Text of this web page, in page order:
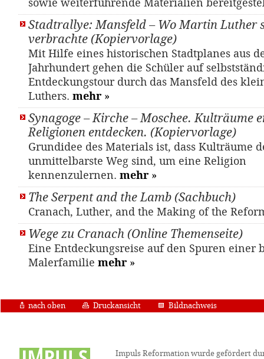
sowie weiterführende Materialien
Stadtrallye: Mansfeld – Wo Martin Luther
verbrachte (Kopiervorlage)
Mit Hilfe eines historischen Stadtplanes aus
Jahrhundert gehen die Schüler auf
Entdeckungstour durch das Mansfeld des
Luthers. mehr »
Synagoge – Kirche – Moschee. Kulträume
Religionen entdecken. (Kopiervorlage)
Grundidee des Materials ist, dass Kulträume
unmittelbarste Weg sind, um eine Religion
kennenzulernen. mehr »
The Serpent and the Lamb (Sachbuch)
Cranach, Luther, and the Making of the
Wege zu Cranach (Online Themenseite)
Eine Entdeckungsreise auf den Spuren einer
Malerfamilie mehr »
nach oben Druckansicht Bildnachweis
Impuls Reformation wurde gefördert